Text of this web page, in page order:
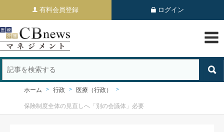
有料会員登録 ログイン
ホーム 行政 医療（行政）
保険制度全体の見直しへ「別の会議体」必要